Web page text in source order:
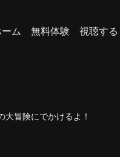
ム 無料体験 視聴する
大冒険にでかけるよ！